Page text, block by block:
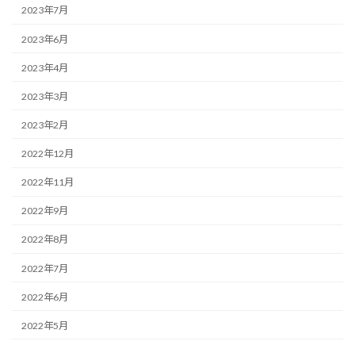
2023年7月
2023年6月
2023年4月
2023年3月
2023年2月
2022年12月
2022年11月
2022年9月
2022年8月
2022年7月
2022年6月
2022年5月